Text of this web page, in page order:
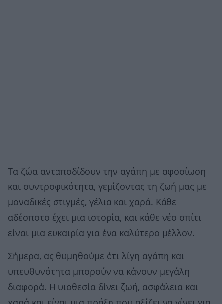
Τα ζώα ανταποδίδουν την αγάπη με αφοσίωση
και συντροφικότητα, γεμίζοντας τη ζωή μας με
μοναδικές στιγμές, γέλια και χαρά. Κάθε
αδέσποτο έχει μια ιστορία, και κάθε νέο σπίτι
είναι μια ευκαιρία για ένα καλύτερο μέλλον.
Σήμερα, ας θυμηθούμε ότι λίγη αγάπη και
υπευθυνότητα μπορούν να κάνουν μεγάλη
διαφορά. Η υιοθεσία δίνει ζωή, ασφάλεια και